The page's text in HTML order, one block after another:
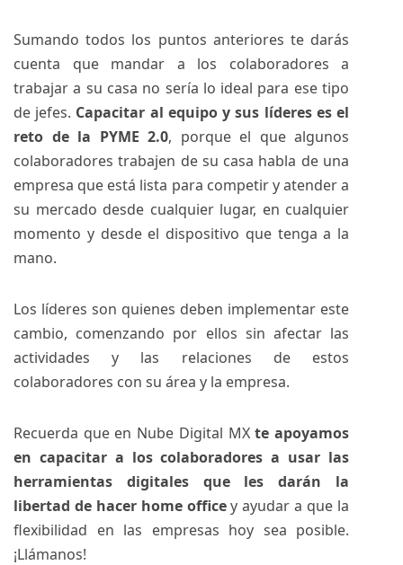
Sumando todos los puntos anteriores te darás
cuenta que mandar a los colaboradores a
trabajar a su casa no sería lo ideal para ese tipo
de jefes. Capacitar al equipo y sus líderes es el
reto de la PYME 2.0, porque el que algunos
colaboradores trabajen de su casa habla de una
empresa que está lista para competir y atender a
su mercado desde cualquier lugar, en cualquier
momento y desde el dispositivo que tenga a la
mano.
Los líderes son quienes deben implementar este
cambio, comenzando por ellos sin afectar las
actividades y las relaciones de estos
colaboradores con su área y la empresa.
Recuerda que en Nube Digital MXte apoyamos
en capacitar a los colaboradores a usar las
herramientas digitales que les darán la
libertad de hacer home officey ayudar a que la
flexibilidad en las empresas hoy sea posible.
¡Llámanos!